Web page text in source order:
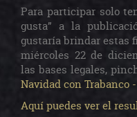
Para participar solo
gusta” a la
gustaría brindar estas
miércoles 22 de
las bases legales,
Navidad con Trabanco
Aquí puedes ver el